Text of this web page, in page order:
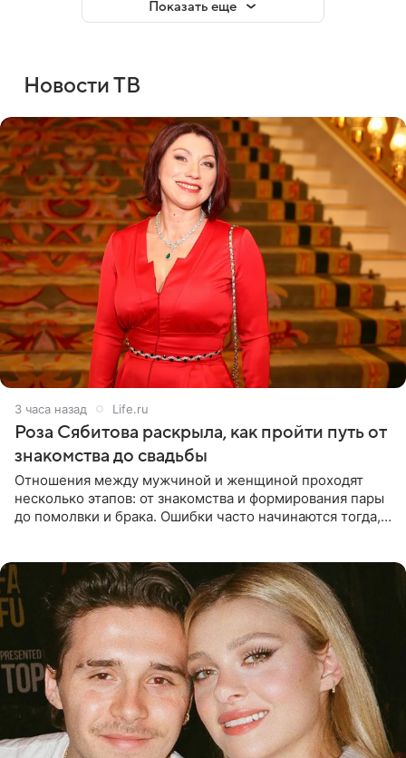
Показать еще
Новости ТВ
3 часа назад Life.ru
Роза Сябитова раскрыла, как пройти путь от
знакомства до свадьбы
Отношения между мужчиной и женщиной проходят
несколько этапов: от знакомства и формирования пары
до помолвки и брака. Ошибки часто начинаются тогда,